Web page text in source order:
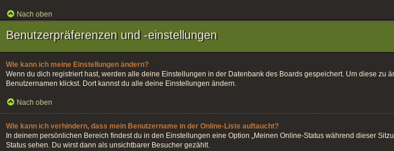
Nach oben
Benutzerpräferenzen und -einstellungen
Wie kann ich meine Einstellungen ändern?
Wenn du dich registriert hast, werden alle deine Einstellungen in der Datenbank des Boards gespeichert. Um diese
Benutzernamen klickst. Dort kannst du alle deine Einstellungen ändern.
Nach oben
Wie kann ich verhindern, dass mein Benutzername in der Online-Liste auftaucht?
In deinem persönlichen Bereich findest du in den Einstellungen eine Option „Meinen Online-Status während dieser
Status sehen. Du wirst dann als unsichtbarer Besucher gezählt.